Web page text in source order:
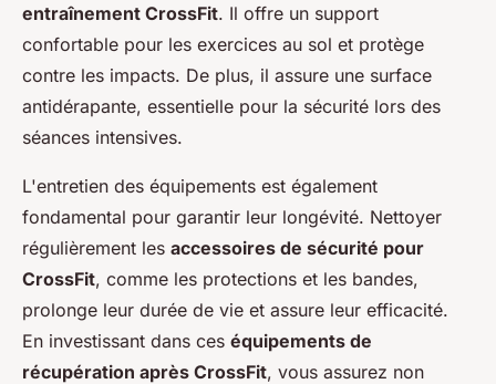
entraînement CrossFit. Il offre un support
confortable pour les exercices au sol et protège
contre les impacts. De plus, il assure une surface
antidérapante, essentielle pour la sécurité lors des
séances intensives.
L'entretien des équipements est également
fondamental pour garantir leur longévité. Nettoyer
régulièrement les accessoires de sécurité pour
CrossFit, comme les protections et les bandes,
prolonge leur durée de vie et assure leur efficacité.
En investissant dans ces équipements de
récupération après CrossFit, vous assurez non